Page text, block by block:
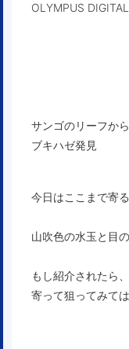
OLYMPUS
サンゴのリーフか
ブキハゼ発見
今日はここまで寄
山吹色の水玉と目
もし紹介されたら
寄って狙ってみて